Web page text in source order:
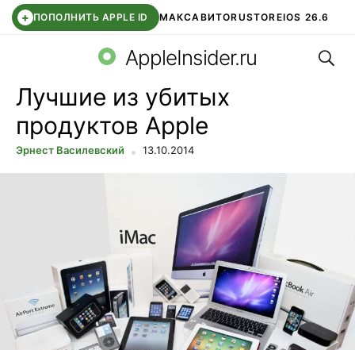
+ ПОПОЛНИТЬ APPLE ID МАКСАВИТОRUSTOREIOS 26.6
СБЕР КИДС ВТБ ОНЛАЙН ЧАТ В ROBLOX
AppleInsider.ru
Лучшие из убитых
продуктов Apple
Эрнест Василевский 13.10.2014